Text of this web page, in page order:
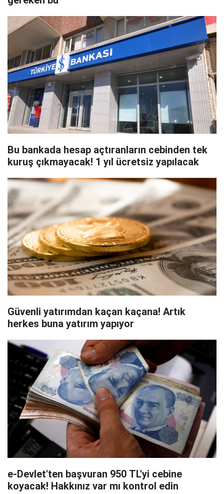
Bu bankada hesap açtıranların cebinden tek
kuruş çıkmayacak! 1 yıl ücretsiz yapılacak
Güvenli yatırımdan kaçan kaçana! Artık
herkes buna yatırım yapıyor
e-Devlet'ten başvuran 950 TL'yi cebine
koyacak! Hakkınız var mı kontrol edin